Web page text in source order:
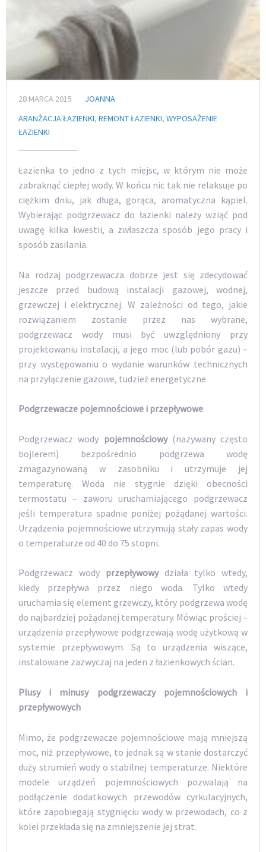
28 MARCA 2015
JOANNA
ARANŻACJA ŁAZIENKI, REMONT ŁAZIENKI, WYPOSAŻENIE
ŁAZIENKI
Łazienka to jedno z tych miejsc, w którym nie może
zabraknąć ciepłej wody. W końcu nic tak nie relaksuje po
ciężkim dniu, jak długa, gorąca, aromatyczna kąpiel.
Wybierając podgrzewacz do łazienki należy wziąć pod
uwagę kilka kwestii, a zwłaszcza sposób jego pracy i
sposób zasilania.
Na rodzaj podgrzewacza dobrze jest się zdecydować
jeszcze przed budową instalacji gazowej, wodnej,
grzewczej i elektrycznej. W zależności od tego, jakie
rozwiązaniem zostanie przez nas wybrane,
podgrzewacz wody musi być uwzględniony przy
projektowaniu instalacji, a jego moc (lub pobór gazu) –
przy występowaniu o wydanie warunków technicznych
na przyłączenie gazowe, tudzież energetyczne.
Podgrzewacze pojemnościowe i przepływowe
Podgrzewacz wody pojemnościowy(nazywany często
bojlerem) bezpośrednio podgrzewa wodę
zmagazynowaną w zasobniku i utrzymuje jej
temperaturę. Woda nie stygnie dzięki obecności
termostatu – zaworu uruchamiającego podgrzewacz
jeśli temperatura spadnie poniżej pożądanej wartości.
Urządzenia pojemnościowe utrzymują stały zapas wody
o temperaturze od 40 do 75 stopni.
Podgrzewacz wody przepływowydziała tylko wtedy,
kiedy przepływa przez niego woda. Tylko wtedy
uruchamia się element grzewczy, który podgrzewa wodę
do najbardziej pożądanej temperatury. Mówiąc prościej –
urządzenia przepływowe podgrzewają wodę użytkową w
systemie przepływowym. Są to urządzenia wiszące,
instalowane zazwyczaj na jeden z łazienkowych ścian.
Plusy i minusy podgrzewaczy pojemnościowych i
przepływowych
Mimo, że podgrzewacze pojemnościowe mają mniejszą
moc, niż przepływowe, to jednak są w stanie dostarczyć
duży strumień wody o stabilnej temperaturze. Niektóre
modele urządzeń pojemnościowych pozwalają na
podłączenie dodatkowych przewodów cyrkulacyjnych,
które zapobiegają stygnięciu wody w przewodach, co z
kolei przekłada się na zmniejszenie jej strat.